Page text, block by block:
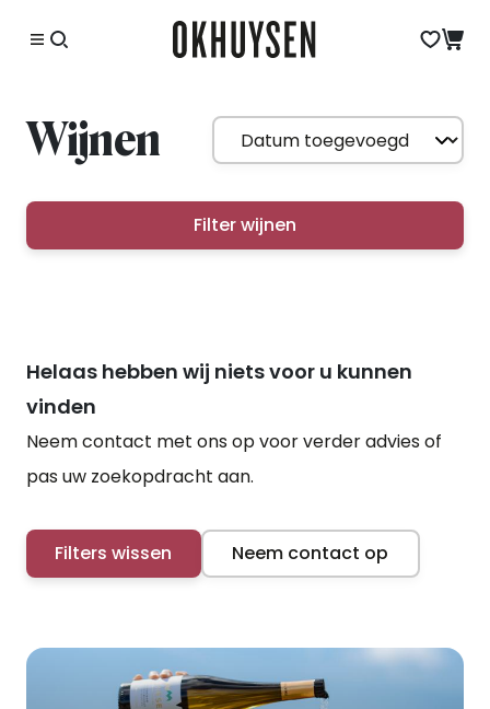
Wijnen
Filter wijnen
Helaas hebben wij niets voor u kunnen
vinden
Neem contact met ons op voor verder advies of
pas uw zoekopdracht aan.
Filters wissen Neem contact op